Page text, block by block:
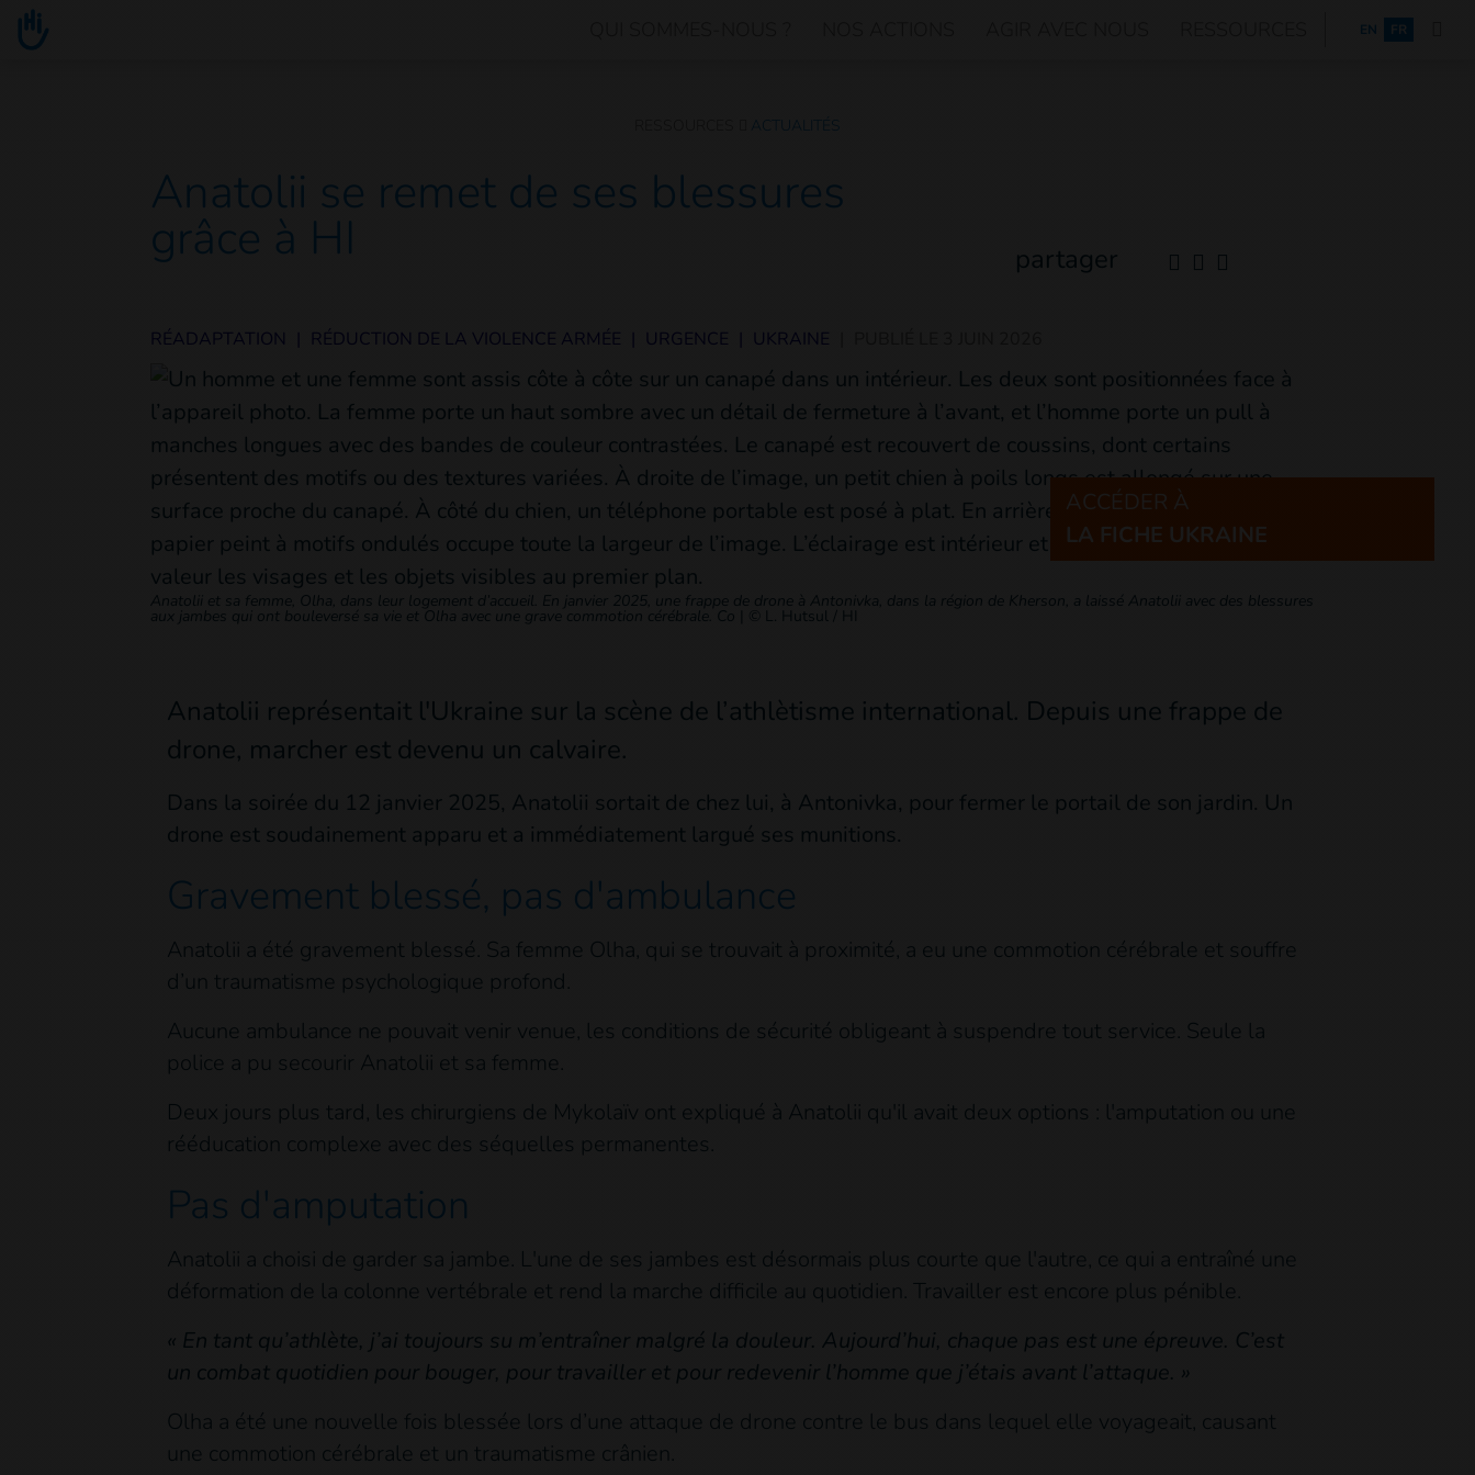
Go to main content ENGLISH
EN FR
ACTUALITÉS
Anatolii se remet de ses blessures
grâce à HI partager
RÉADAPTATION RÉDUCTION DE LA VIOLENCE ARMÉE URGENCE UKRAINE
Anatolii et sa femme, Olha, dans leur logement d’accueil. En janvier 2025, une frappe de drone à Antonivka, dans la région de Kherson, a laissé Anatolii avec des blessures
aux jambes qui ont bouleversé sa vie et Olha avec une grave commotion cérébrale. Co © L. Hutsul / HI
ACCÉDER À
LA FICHE UKRAINE
Anatolii représentait l'Ukraine sur la scène de l’athlètisme international. Depuis une frappe de
drone, marcher est devenu un calvaire.
Dans la soirée du 12 janvier 2025, Anatolii sortait de chez lui, à Antonivka, pour fermer le portail de son jardin. Un
drone est soudainement apparu et a immédiatement largué ses munitions.
Gravement blessé, pas d'ambulance
Anatolii a été gravement blessé. Sa femme Olha, qui se trouvait à proximité, a eu une commotion cérébrale et souffre
d’un traumatisme psychologique profond.
Aucune ambulance ne pouvait venir venue, les conditions de sécurité obligeant à suspendre tout service. Seule la
police a pu secourir Anatolii et sa femme.
Deux jours plus tard, les chirurgiens de Mykolaïv ont expliqué à Anatolii qu'il avait deux options : l'amputation ou une
rééducation complexe avec des séquelles permanentes.
Pas d'amputation
Anatolii a choisi de garder sa jambe. L'une de ses jambes est désormais plus courte que l'autre, ce qui a entraîné une
déformation de la colonne vertébrale et rend la marche difficile au quotidien. Travailler est encore plus pénible.
« En tant qu’athlète, j’ai toujours su m’entraîner malgré la douleur. Aujourd’hui, chaque pas est une épreuve. C’est
un combat quotidien pour bouger, pour travailler et pour redevenir l’homme que j’étais avant l’attaque. »
Olha a été une nouvelle fois blessée lors d’une attaque de drone contre le bus dans lequel elle voyageait, causant
une commotion cérébrale et un traumatisme crânien.